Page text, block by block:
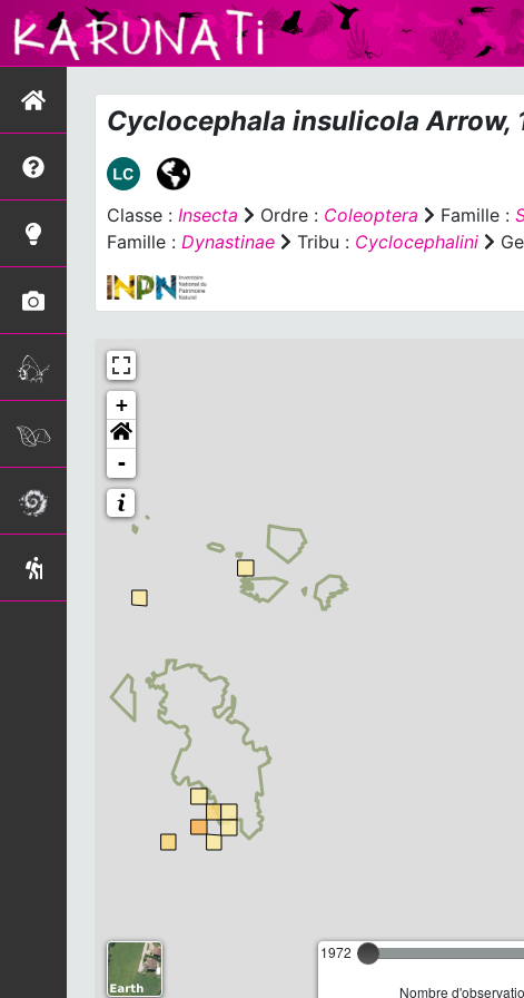
Cyclocephala insulicola Arrow,
Classe : Insecta Ordre : Coleoptera Famille :
Famille : Dynastinae Tribu : Cyclocephalini
+
-
1972
Nombre